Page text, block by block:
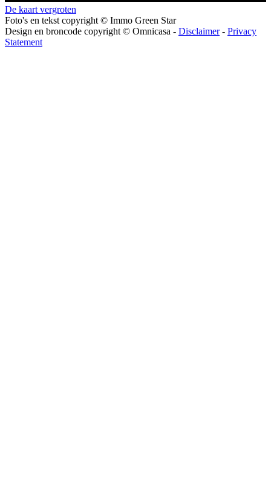
De kaart vergroten
Foto's en tekst copyright © Immo Green Star
Design en broncode copyright © Omnicasa - Disclaimer- Privacy
Statement